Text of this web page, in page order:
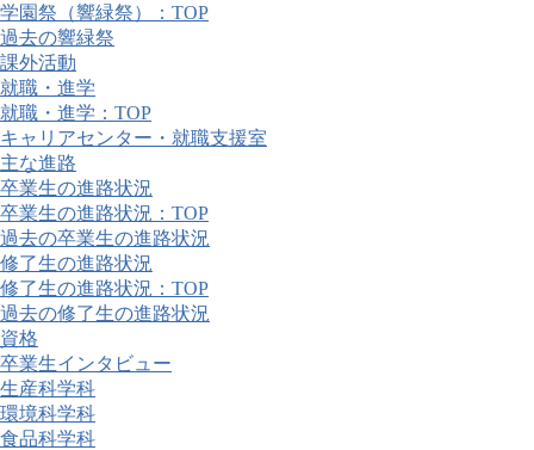
学園祭（響緑祭）：TOP
過去の響緑祭
課外活動
就職・進学
就職・進学：TOP
キャリアセンター・就職支援室
主な進路
卒業生の進路状況
卒業生の進路状況：TOP
過去の卒業生の進路状況
修了生の進路状況
修了生の進路状況：TOP
過去の修了生の進路状況
資格
卒業生インタビュー
生産科学科
環境科学科
食品科学科